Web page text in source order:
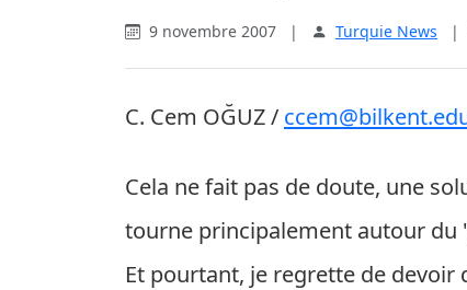
9 novembre 2007 | Turquie News |
C. Cem OĞUZ /
Cela ne fait pas de doute, une
tourne principalement autour du
Et pourtant, je regrette de devoir